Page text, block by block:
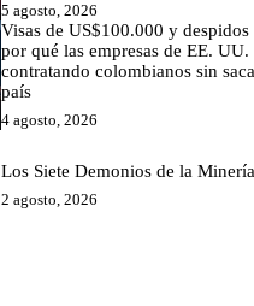
5 agosto, 2026
Visas de US$100.000 y
por qué las empresas de EE. UU.
contratando colombianos sin
país
4 agosto, 2026
Los Siete Demonios de la Minería
2 agosto, 2026